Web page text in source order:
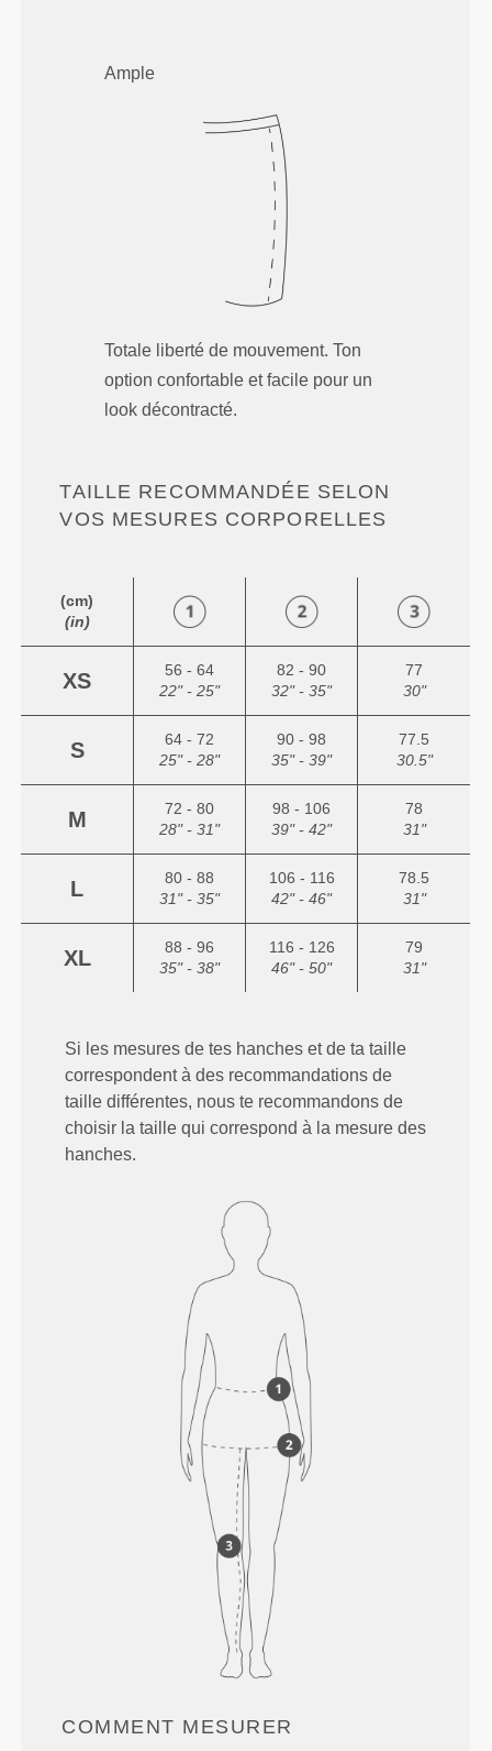
Ample
Totale liberté de mouvement. Ton
option confortable et facile pour un
look décontracté.
TAILLE RECOMMANDÉE SELON
VOS MESURES CORPORELLES
(cm)
(in)
XS
56 - 64
22" - 25"
82 - 90
32" - 35"
77
30"
S
64 - 72
25" - 28"
90 - 98
35" - 39"
77.5
30.5"
M
72 - 80
28" - 31"
98 - 106
39" - 42"
78
31"
L
80 - 88
31" - 35"
106 - 116
42" - 46"
78.5
31"
XL
88 - 96
35" - 38"
116 - 126
46" - 50"
79
31"
Si les mesures de tes hanches et de ta taille
correspondent à des recommandations de
taille différentes, nous te recommandons de
choisir la taille qui correspond à la mesure des
hanches.
COMMENT MESURER